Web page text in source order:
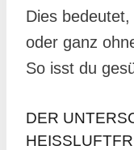
Dies
oder ganz
So isst du
DER